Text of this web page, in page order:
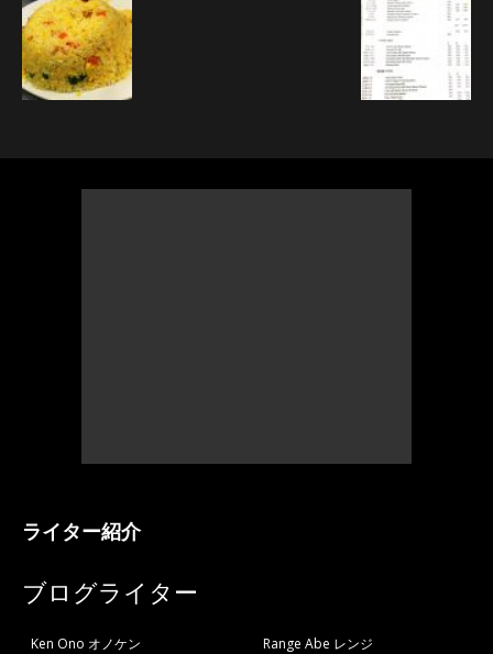
ライター紹介
ブログライター
Ken Ono オノケン Range Abe レンジ